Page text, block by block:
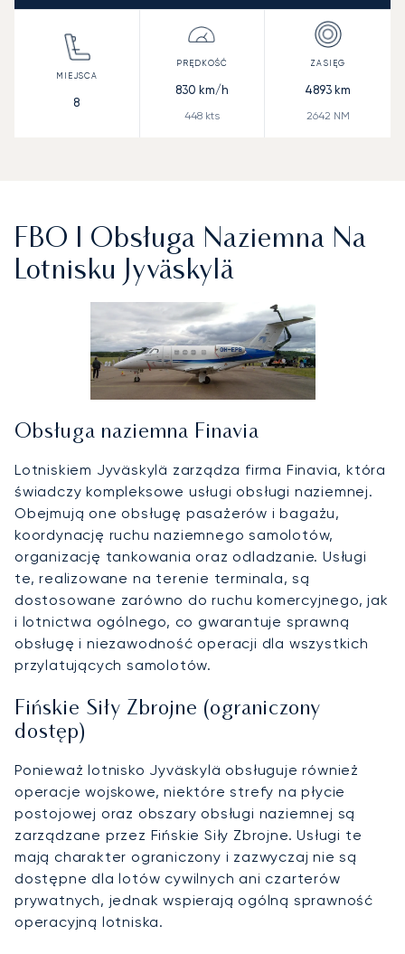
8
830 km/h
448kts
4893 km
2642 NM
FBO I Obsługa Naziemna Na
Lotnisku Jyväskylä
Obsługa naziemna Finavia
Lotniskiem Jyväskylä zarządza firma Finavia, która
świadczy kompleksowe usługi obsługi naziemnej.
Obejmują one obsługę pasażerów i bagażu,
koordynację ruchu naziemnego samolotów,
organizację tankowania oraz odladzanie. Usługi
te, realizowane na terenie terminala, są
dostosowane zarówno do ruchu komercyjnego, jak
i lotnictwa ogólnego, co gwarantuje sprawną
obsługę i niezawodność operacji dla wszystkich
przylatujących samolotów.
Fińskie Siły Zbrojne (ograniczony
dostęp)
Ponieważ lotnisko Jyväskylä obsługuje również
operacje wojskowe, niektóre strefy na płycie
postojowej oraz obszary obsługi naziemnej są
zarządzane przez Fińskie Siły Zbrojne. Usługi te
mają charakter ograniczony i zazwyczaj nie są
dostępne dla lotów cywilnych ani czarterów
prywatnych, jednak wspierają ogólną sprawność
operacyjną lotniska.